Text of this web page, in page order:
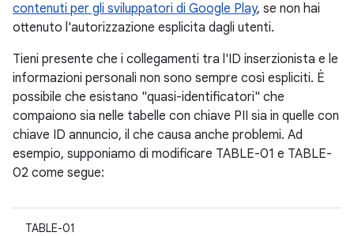
contenuti per gli sviluppatori di Google Play, se non hai
ottenuto l'autorizzazione esplicita dagli utenti.
Tieni presente che i collegamenti tra l'ID inserzionista e le
informazioni personali non sono sempre così espliciti. È
possibile che esistano "quasi-identificatori" che
compaiono sia nelle tabelle con chiave PII sia in quelle con
chiave ID annuncio, il che causa anche problemi. Ad
esempio, supponiamo di modificare TABLE-01 e TABLE-
02 come segue:
TABLE-01